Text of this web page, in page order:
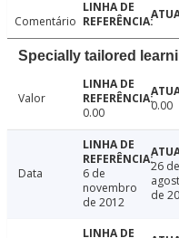
Comentário
Specially tailored
Valor
0.00
0.00
Data
6 de
novembro
de 2012
26 de
de